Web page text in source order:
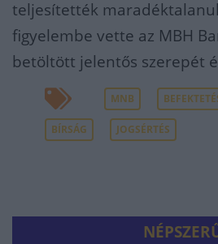
teljesítették
figyelembe vette az MBH
betöltött jelentős szerepét
MNB
BÍRSÁG JOGSÉRTÉS